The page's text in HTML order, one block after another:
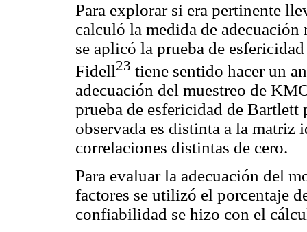
Para explorar si era pertinente
calculó la medida de
se aplicó la prueba de
Fidell23 tiene sentido hacer un
adecuación del muestreo de
prueba de esfericidad de Bartlett
observada es distinta a la
correlaciones distintas de cero.
Para evaluar la adecuación del
factores se utilizó el porcentaje
confiabilidad se hizo con el